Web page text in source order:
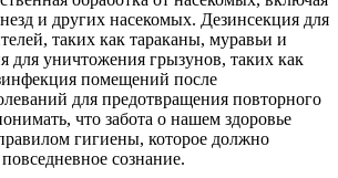
и других насекомых. Дезинсекция для
таких как тараканы, муравьи и
для уничтожения грызунов, таких как
помещений после
для предотвращения повторного
что забота о нашем здоровье
гигиены, которое должно
сознание.